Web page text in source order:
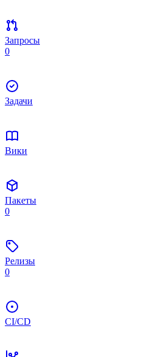
Запросы
0
Задачи
Вики
Пакеты
0
Релизы
0
CI/CD